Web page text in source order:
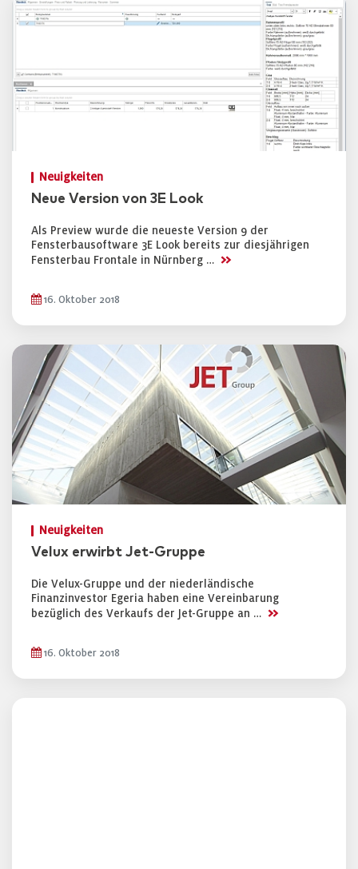
Neuigkeiten
Neue Version von 3E Look
Als Preview wurde die neueste Version 9 der
Fensterbausoftware 3E Look bereits zur diesjährigen
Fensterbau Frontale in Nürnberg … >>
16. Oktober 2018
Neuigkeiten
Velux erwirbt Jet-Gruppe
Die Velux-Gruppe und der niederländische
Finanzinvestor Egeria haben eine Vereinbarung
bezüglich des Verkaufs der Jet-Gruppe an … >>
16. Oktober 2018